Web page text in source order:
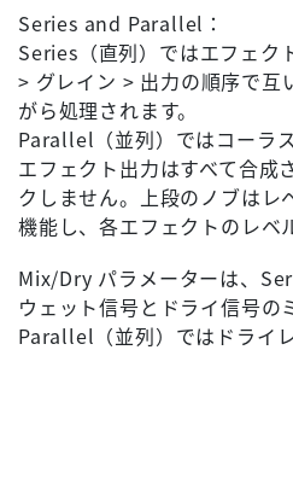
Series and Parallel：
Series（直列）ではエフェク
> グレイン > 出力の順序で互
がら処理されます。
Parallel（並列）ではコーラ
エフェクト出力はすべて合成
クしません。上段のノブはレ
機能し、各エフェクトのレベ
Mix/Dry パラメーターは、
ウェット信号とドライ信号の
Parallel（並列）ではドライ